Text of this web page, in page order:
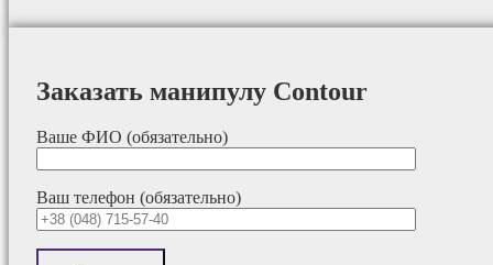
Заказать манипулу Contour
Ваше ФИО (обязательно)
Ваш телефон (обязательно)